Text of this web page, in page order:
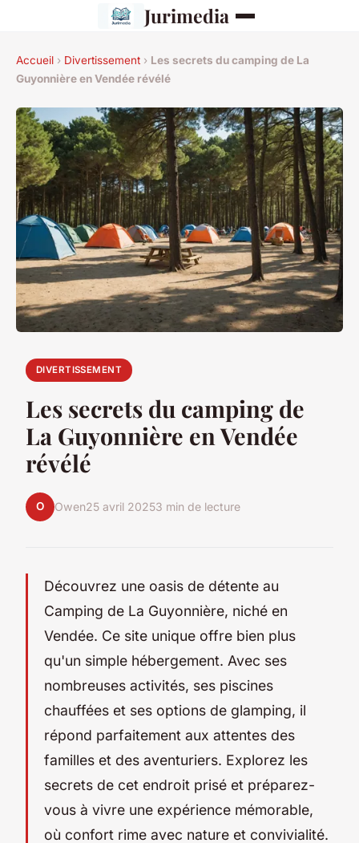
Jurimedia
Accueil › Divertissement › Les secrets du camping de La
Guyonnière en Vendée révélé
DIVERTISSEMENT
Les secrets du camping de
La Guyonnière en Vendée
révélé
O Owen25 avril 20253 min de lecture
Découvrez une oasis de détente au
Camping de La Guyonnière, niché en
Vendée. Ce site unique offre bien plus
qu'un simple hébergement. Avec ses
nombreuses activités, ses piscines
chauffées et ses options de glamping, il
répond parfaitement aux attentes des
familles et des aventuriers. Explorez les
secrets de cet endroit prisé et préparez-
vous à vivre une expérience mémorable,
où confort rime avec nature et convivialité.